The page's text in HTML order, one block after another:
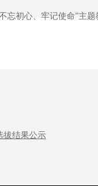
心、牢记使命”主
员”的主题教育党课
拔结果公示